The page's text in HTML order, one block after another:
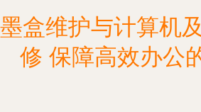
墨盒维护与计算机
修 保障高效办公